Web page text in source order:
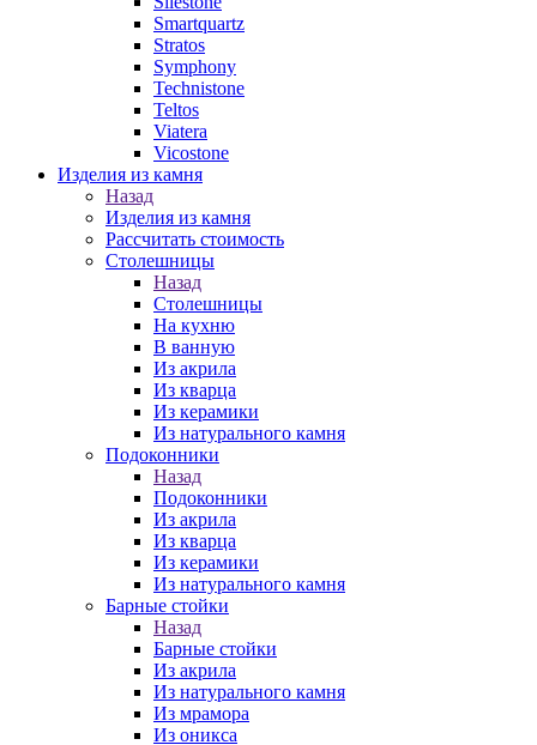
Smartquartz
Stratos
Symphony
Technistone
Teltos
Viatera
Vicostone
Изделия из камня
Назад
Изделия из камня
Рассчитать стоимость
Столешницы
Назад
Столешницы
На кухню
В ванную
Из акрила
Из кварца
Из керамики
Из натурального камня
Подоконники
Назад
Подоконники
Из акрила
Из кварца
Из керамики
Из натурального камня
Барные стойки
Назад
Барные стойки
Из акрила
Из натурального камня
Из мрамора
Из оникса